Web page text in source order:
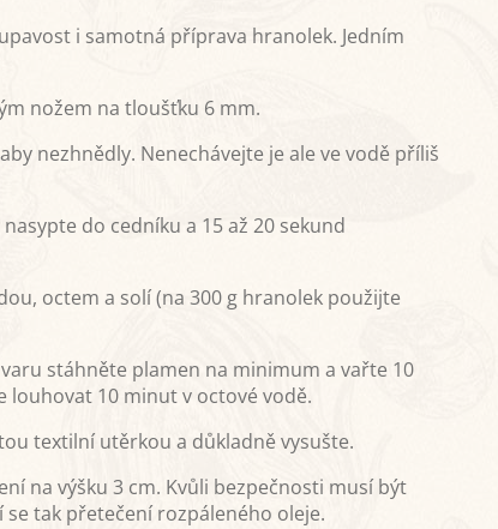
i samotná příprava hranolek. Jedním
nožem na tloušťku 6 mm.
nezhnědly. Nenechávejte je ale ve vodě příliš
do cedníku a 15 až 20 sekund
octem a solí (na 300 g hranolek použijte
stáhněte plamen na minimum a vařte 10
10 minut v octové vodě.
textilní utěrkou a důkladně vysušte.
na výšku 3 cm. Kvůli bezpečnosti musí být
tak přetečení rozpáleného oleje.